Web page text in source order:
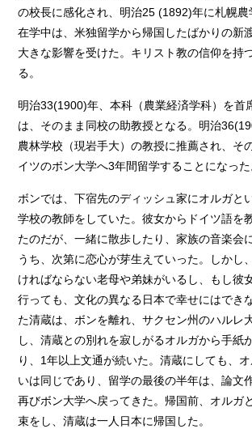
の校長に感化され、明治25 (1892)年に札幌農
在学中は、米独留学から帰国したばかりの新
大きな影響を受けた。キリスト教の信仰を持
る。
明治33(1900)年、本科（農業経済学科）を首
は、そのまま同校の助教授となる。明治
農林学校（現岩手大）の教授に推薦され、そ
イツのボン大学へ3年間留学することになった
ボンでは、下宿先のディッシュ家にオルガと
学校の教師をしていた。彼女からドイツ語を
たのだが、一緒に散歩したり、家族の音楽会
うち、次第に恋心が芽生えていった。しかし
ければならない老母や弟妹がいるし、もし彼
行っても、文化の異なる日本で幸せにはでき
た清蔵は、ボンを離れ、サクセン州のハルレ
し、清蔵との別れを寂しがるオルガから手紙
り、1年以上文通が続いた。清蔵にしても、
いは同じであり、留学の最後の半年は、論文
再びボン大学へ戻ってきた。帰国前、オルガ
束をし、清蔵は一人日本に帰国した。